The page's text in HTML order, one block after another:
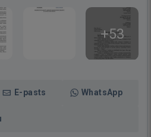
+53
E-pasts WhatsApp